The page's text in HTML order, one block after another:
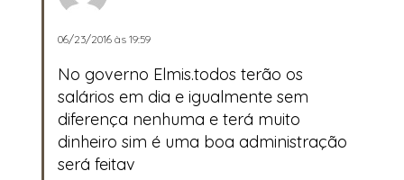
06/23/2016 às 19:59
No governo Elmis.todos terão os
salários em dia e igualmente sem
diferença nenhuma e terá muito
dinheiro sim é uma boa administração
será feitav